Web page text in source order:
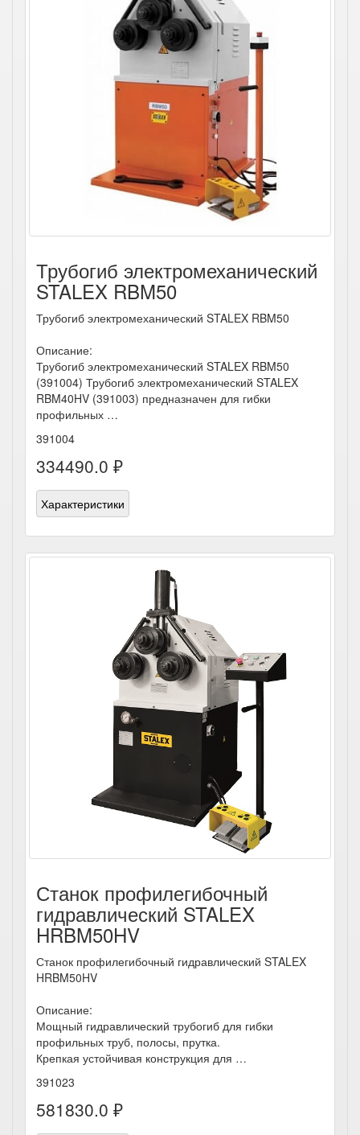
Трубогиб электромеханический
STALEX RBM50
Трубогиб электромеханический STALEX RBM50
Описание:
Трубогиб электромеханический STALEX RBM50
(391004) Трубогиб электромеханический STALEX
RBM40HV (391003) предназначен для гибки
профильных …
391004
334490.0 ₽
Характеристики
Станок профилегибочный
гидравлический STALEX
HRBM50HV
Станок профилегибочный гидравлический STALEX
HRBM50HV
Описание:
Мощный гидравлический трубогиб для гибки
профильных труб, полосы, прутка.
Крепкая устойчивая конструкция для …
391023
581830.0 ₽